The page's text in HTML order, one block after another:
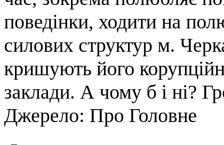
поведінки, ходити на
силових структур м.
кришують його
заклади. А чому б і ні?
Джерело: Про Головне